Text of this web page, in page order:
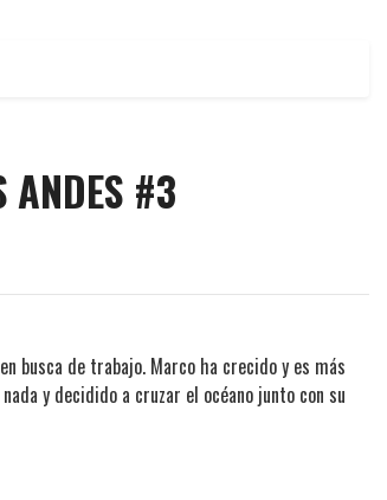
ANDES #3
busca de trabajo. Marco ha crecido y es más
y decidido a cruzar el océano junto con su